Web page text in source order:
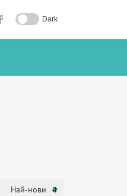
Dark
Най-нови